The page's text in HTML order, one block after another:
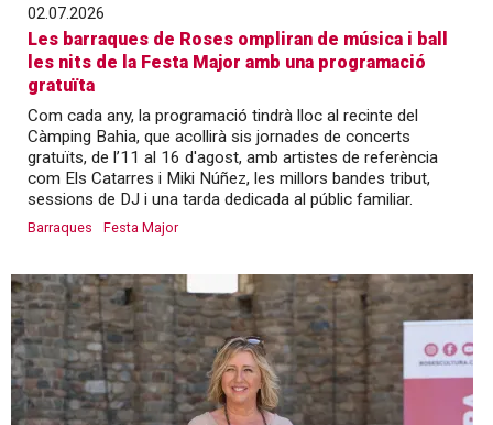
02.07.2026
Les barraques de Roses ompliran de música i ball
les nits de la Festa Major amb una programació
gratuïta
Com cada any, la programació tindrà lloc al recinte del
Càmping Bahia, que acollirà sis jornades de concerts
gratuïts, de l’11 al 16 d'agost, amb artistes de referència
com Els Catarres i Miki Núñez, les millors bandes tribut,
sessions de DJ i una tarda dedicada al públic familiar.
Barraques Festa Major